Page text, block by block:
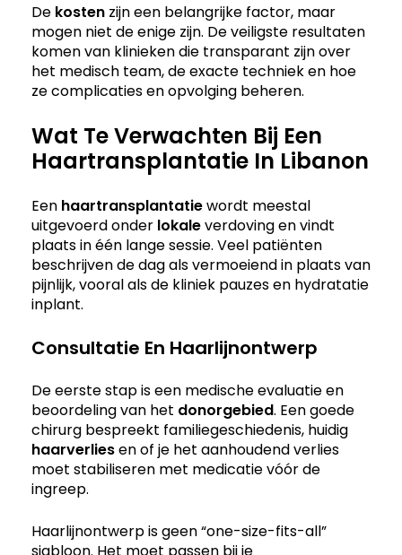
De kosten zijn een belangrijke factor, maar
mogen niet de enige zijn. De veiligste resultaten
komen van klinieken die transparant zijn over
het medisch team, de exacte techniek en hoe
ze complicaties en opvolging beheren.
Wat Te Verwachten Bij Een
Haartransplantatie In Libanon
Een haartransplantatiewordt meestal
uitgevoerd onder lokaleverdoving en vindt
plaats in één lange sessie. Veel patiënten
beschrijven de dag als vermoeiend in plaats van
pijnlijk, vooral als de kliniek pauzes en hydratatie
inplant.
Consultatie En Haarlijnontwerp
De eerste stap is een medische evaluatie en
beoordeling van het donorgebied. Een goede
chirurg bespreekt familiegeschiedenis, huidig
haarverliesen of je het aanhoudend verlies
moet stabiliseren met medicatie vóór de
ingreep.
Haarlijnontwerp is geen “one-size-fits-all”
sjabloon. Het moet passen bij je